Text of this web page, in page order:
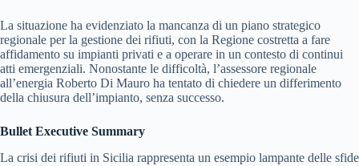
La situazione ha evidenziato la mancanza di un piano strategico
regionale per la gestione dei rifiuti, con la Regione costretta a fare
affidamento su impianti privati e a operare in un contesto di continui
atti emergenziali. Nonostante le difficoltà, l’assessore regionale
all’energia Roberto Di Mauro ha tentato di chiedere un differimento
della chiusura dell’impianto, senza successo.
Bullet Executive Summary
La crisi dei rifiuti in Sicilia rappresenta un esempio lampante delle sfide